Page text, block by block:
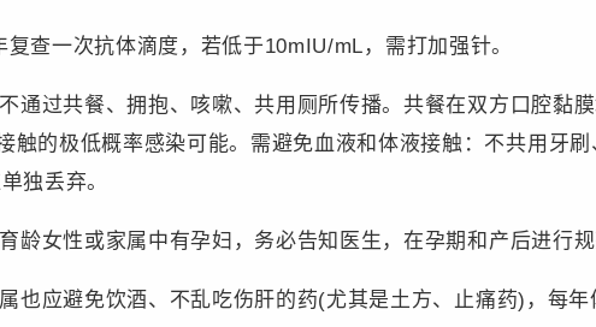
一次抗体滴度，若低于10mIU/mL，需打加强针。
过共餐、拥抱、咳嗽、共用厕所传播。共餐在双方口腔黏
触的极低概率感染可能。需避免血液和体液接触：不共用牙
独丢弃。
女性或家属中有孕妇，务必告知医生，在孕期和产后进行规
应避免饮酒、不乱吃伤肝的药(尤其是土方、止痛药)，每年